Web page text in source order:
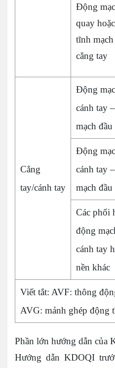
Động
quay
tĩnh mạch
cẳng tay
Cẳng
tay/cánh tay
Động
cánh tay
mạch đầu
Động
cánh tay
mạch đầu
Các phối
động
cánh tay
nền khác
Viết tắt: AVF: thông
AVG: mảnh ghép động
Phần lớn hướng dẫn của
Hướng dẫn KDOQI